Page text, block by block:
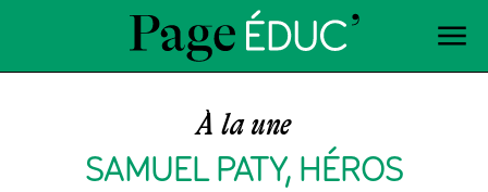
À la une
SAMUEL PATY, HÉROS